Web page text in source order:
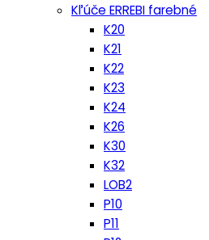
Kľúče ERREBI farebné
K20
K21
K22
K23
K24
K26
K30
K32
LOB2
P10
P11